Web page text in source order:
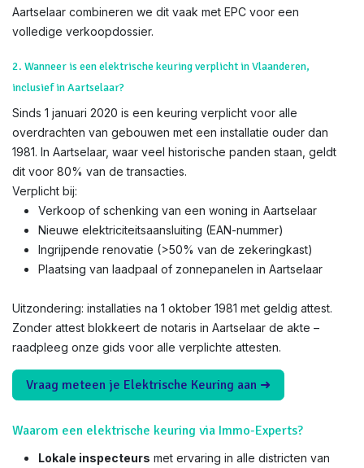
Aartselaar combineren we dit vaak met EPC voor een
volledige verkoopdossier.
2. Wanneer is een elektrische keuring verplicht in Vlaanderen,
inclusief in Aartselaar?
Sinds 1 januari 2020 is een keuring verplicht voor alle
overdrachten van gebouwen met een installatie ouder dan
1981. In Aartselaar, waar veel historische panden staan, geldt
dit voor 80% van de transacties.
Verplicht bij:
Verkoop of schenking van een woning in Aartselaar
Nieuwe elektriciteitsaansluiting (EAN-nummer)
Ingrijpende renovatie (>50% van de zekeringkast)
Plaatsing van laadpaal of zonnepanelen in Aartselaar
Uitzondering: installaties na 1 oktober 1981 met geldig attest.
Zonder attest blokkeert de notaris in Aartselaar de akte –
raadpleeg onze gids voor alle verplichte attesten.
Vraag meteen je Elektrische Keuring aan ➜
Waarom een elektrische keuring via Immo-Experts?
Lokale inspecteurs met ervaring in alle districten van